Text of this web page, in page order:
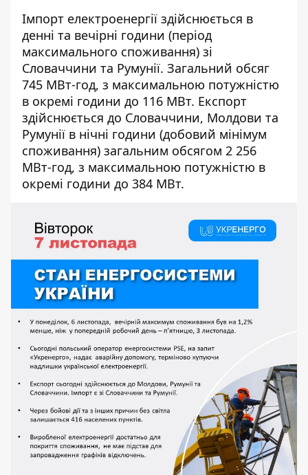
Імпорт електроенергії здійснюється в
денні та вечірні години (період
максимального споживання) зі
Словаччини та Румунії. Загальний обсяг
745 МВт-год, з максимальною потужністю
в окремі години до 116 МВт. Експорт
здійснюється до Словаччини, Молдови та
Румунії в нічні години (добовий мінімум
споживання) загальним обсягом 2 256
МВт-год, з максимальною потужністю в
окремі години до 384 МВт.